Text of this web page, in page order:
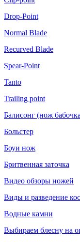
Drop-Point
Normal Blade
Recurved Blade
Spear-Point
Tanto
Trailing point
Балисонг (нож
Больстер
Боуи нож
Бритвенная заточка
Видео обзоры ножей
Виды и разведение
Водные камни
Выбираем блесну на